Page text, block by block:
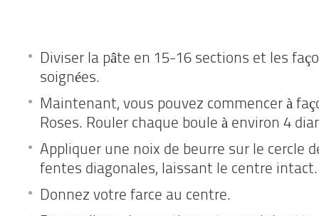
Diviser la pâte en 15-16 sections et les
soignées.
Maintenant, vous pouvez commencer à
Roses. Rouler chaque boule à environ 4
Appliquer une noix de beurre sur le cercle
fentes diagonales, laissant le centre intact.
Donnez votre farce au centre.